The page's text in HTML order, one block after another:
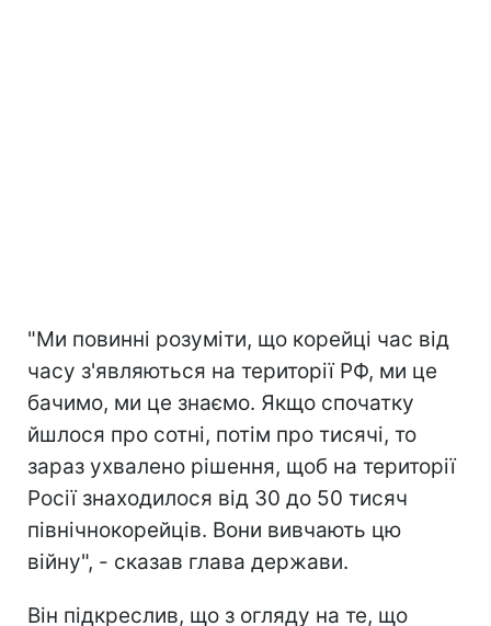
"Ми повинні розуміти, що корейці час від
часу з'являються на території РФ, ми це
бачимо, ми це знаємо. Якщо спочатку
йшлося про сотні, потім про тисячі, то
зараз ухвалено рішення, щоб на території
Росії знаходилося від 30 до 50 тисяч
північнокорейців. Вони вивчають цю
війну", - сказав глава держави.
Він підкреслив, що з огляду на те, що